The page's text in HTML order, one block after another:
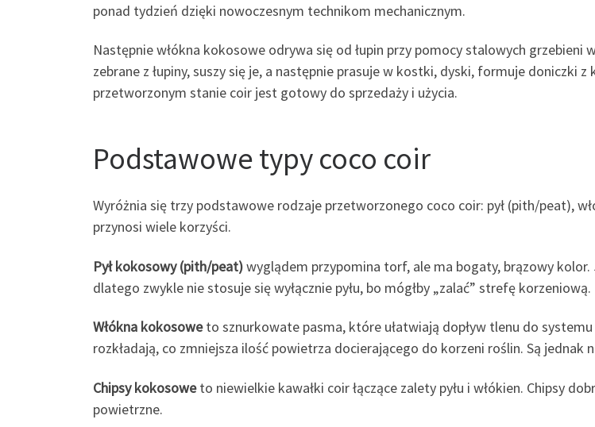
ponad tydzień dzięki nowoczesnym technikom mechanicznym.
Następnie włókna kokosowe odrywa się od łupin przy pomocy stalowych
zebrane z łupiny, suszy się je, a następnie prasuje w kostki, dyski, formuje doniczki
przetworzonym stanie coir jest gotowy do sprzedaży i użycia.
Podstawowe typy coco coir
Wyróżnia się trzy podstawowe rodzaje przetworzonego coco coir: pył (pith/peat),
przynosi wiele korzyści.
Pył kokosowy (pith/peat)wyglądem przypomina torf, ale ma bogaty, brązowy
dlatego zwykle nie stosuje się wyłącznie pyłu, bo mógłby „zalać” strefę korzeniową.
Włókna kokosoweto sznurkowate pasma, które ułatwiają dopływ tlenu do
rozkładają, co zmniejsza ilość powietrza docierającego do korzeni roślin. Są jednak
Chipsy kokosoweto niewielkie kawałki coir łączące zalety pyłu i włókien. Chipsy
powietrzne.